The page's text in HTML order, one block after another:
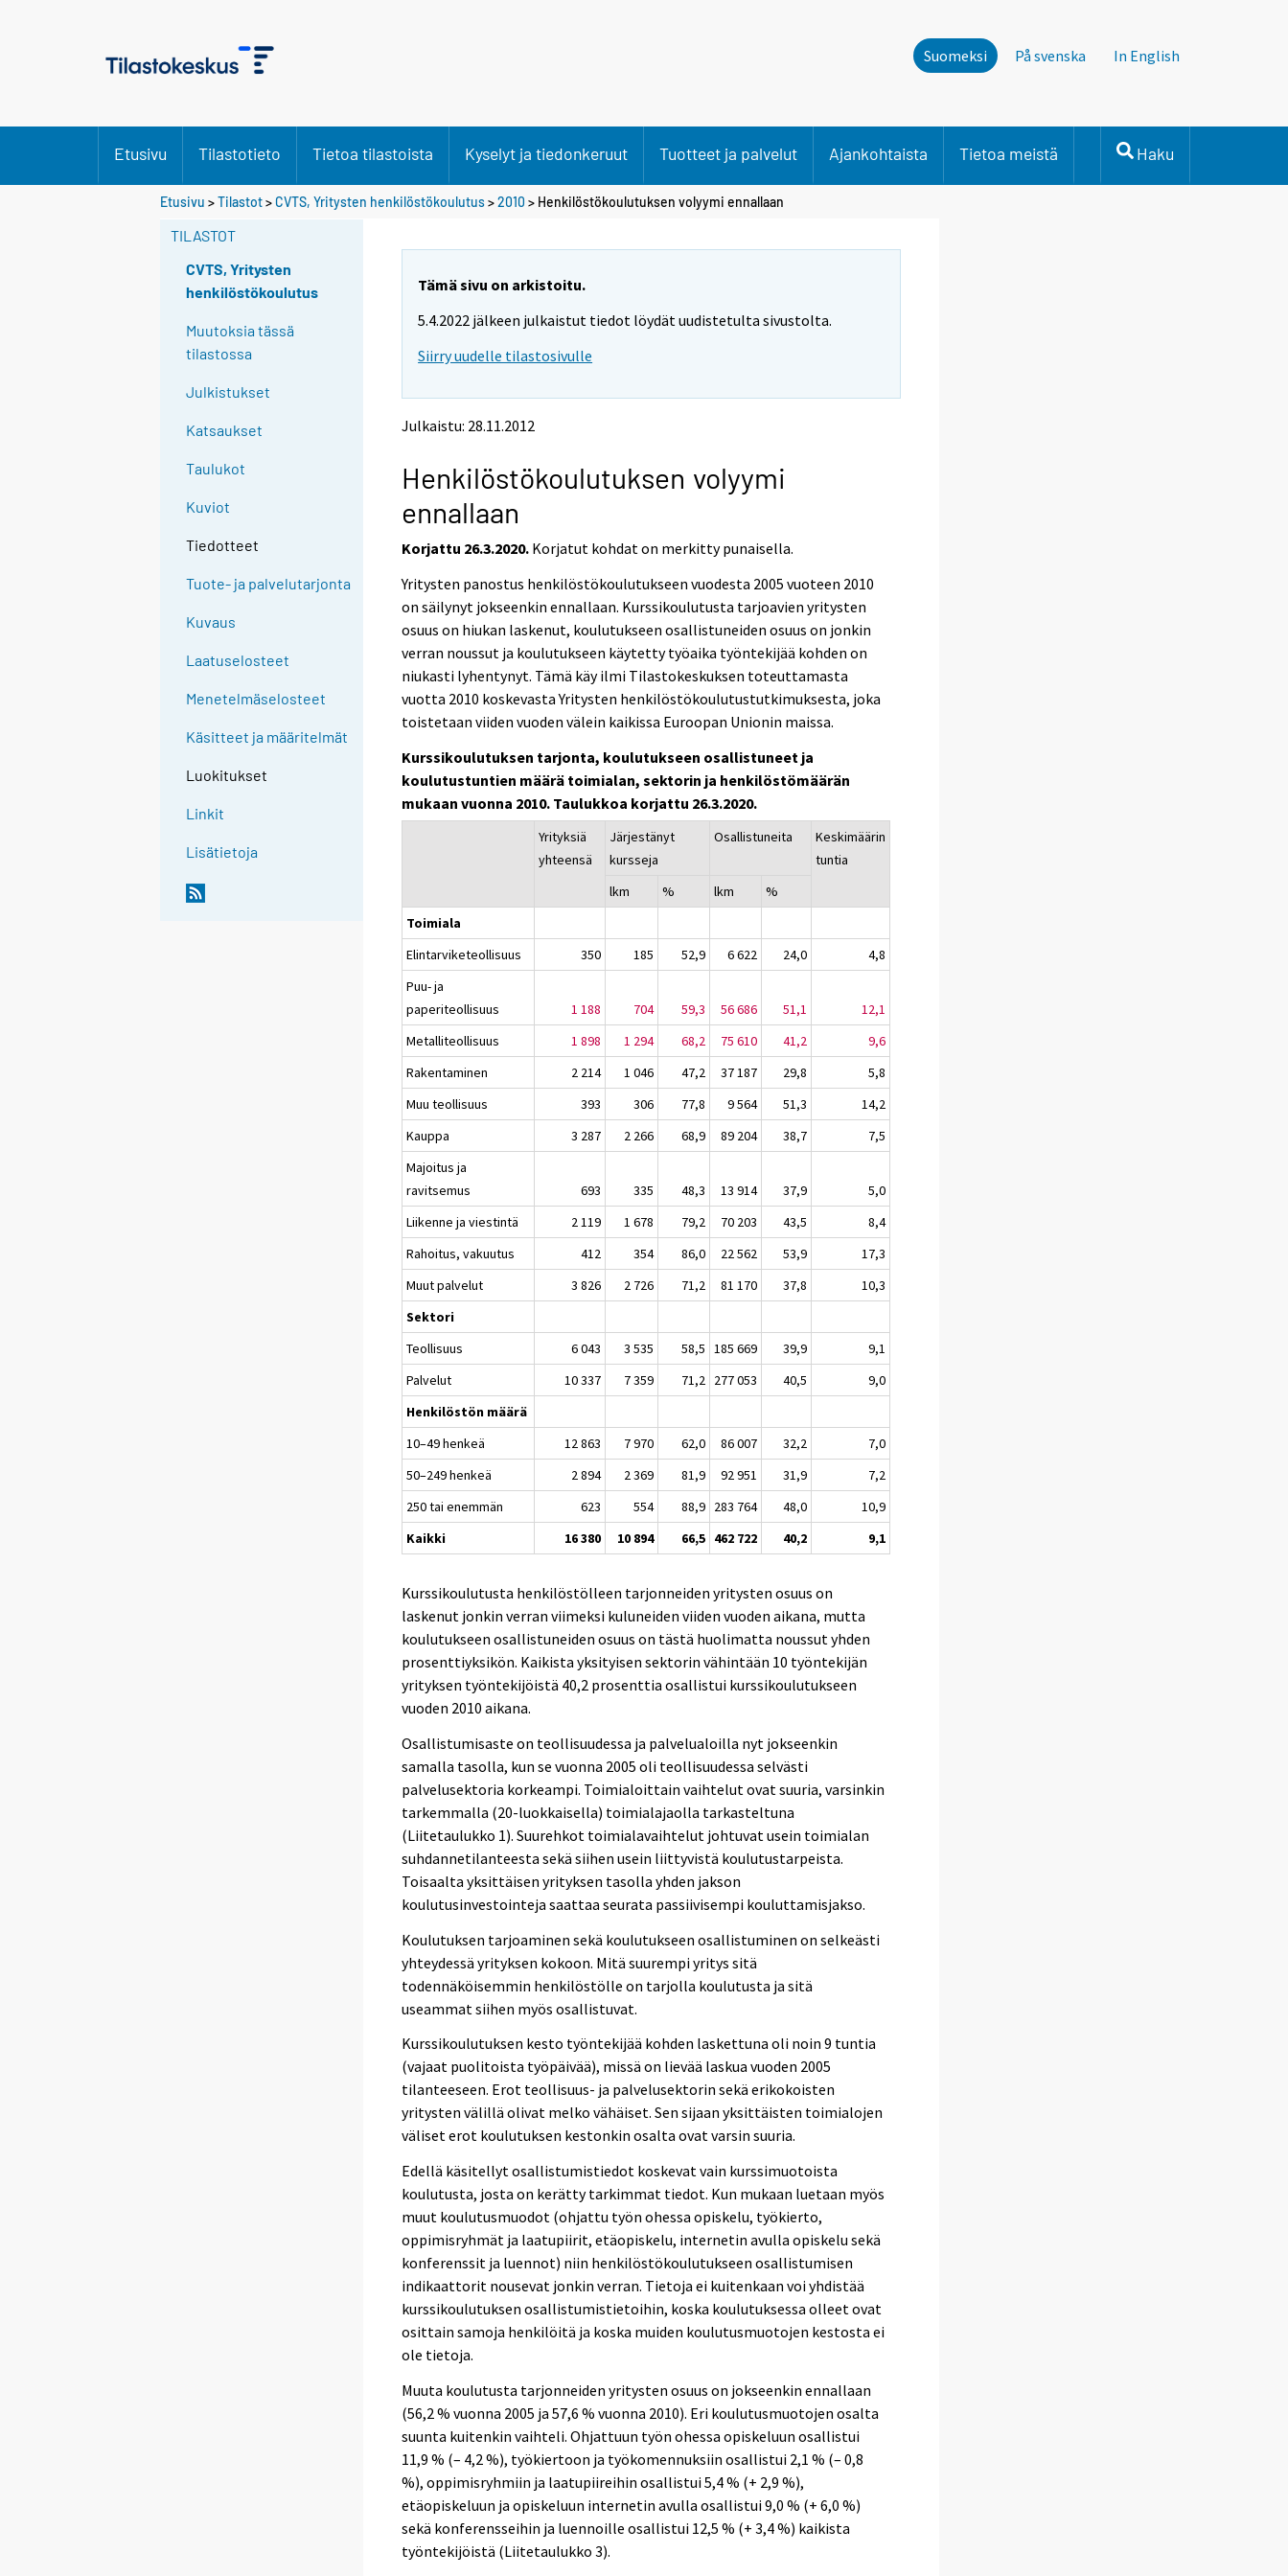
Suomeksi På svenska In English
Etusivu Tilastotieto Tietoa tilastoista Kyselyt ja tiedonkeruut Tuotteet ja palvelut Ajankohtaista Tietoa meistä Haku
Etusivu >Tilastot>CVTS, Yritysten henkilöstökoulutus>2010 > Henkilöstökoulutuksen volyymi ennallaan
TILASTOT
CVTS, Yritysten
henkilöstökoulutus
Muutoksia tässä
tilastossa
Julkistukset
Katsaukset
Taulukot
Kuviot
Tiedotteet
Tuote- ja palvelutarjonta
Kuvaus
Laatuselosteet
Menetelmäselosteet
Käsitteet ja määritelmät
Luokitukset
Linkit
Lisätietoja
Tämä sivu on arkistoitu.
5.4.2022 jälkeen julkaistut tiedot löydät uudistetulta sivustolta.
Siirry uudelle tilastosivulle
Julkaistu: 28.11.2012
Henkilöstökoulutuksen volyymi
ennallaan
Korjattu 26.3.2020. Korjatut kohdat on merkitty punaisella.
Yritysten panostus henkilöstökoulutukseen vuodesta 2005 vuoteen 2010
on säilynyt jokseenkin ennallaan. Kurssikoulutusta tarjoavien yritysten
osuus on hiukan laskenut, koulutukseen osallistuneiden osuus on jonkin
verran noussut ja koulutukseen käytetty työaika työntekijää kohden on
niukasti lyhentynyt. Tämä käy ilmi Tilastokeskuksen toteuttamasta
vuotta 2010 koskevasta Yritysten henkilöstökoulutustutkimuksesta, joka
toistetaan viiden vuoden välein kaikissa Euroopan Unionin maissa.
Kurssikoulutuksen tarjonta, koulutukseen osallistuneet ja
koulutustuntien määrä toimialan, sektorin ja henkilöstömäärän
mukaan vuonna 2010. Taulukkoa korjattu 26.3.2020.
Yrityksiä
yhteensä
Järjestänyt
kursseja
Osallistuneita
Keskimäärin
tuntia
lkm
% lkm
%
Toimiala
Elintarviketeollisuus
350 185 52,9 6 622 24,0
4,8
Puu- ja
paperiteollisuus
1 188 704 59,3 56 686 51,1
12,1
Metalliteollisuus
1 898 1 294 68,2 75 610 41,2
9,6
Rakentaminen
2 214 1 046 47,2 37 187 29,8
5,8
Muu teollisuus
393 306 77,8 9 564 51,3
14,2
Kauppa
3 287 2 266 68,9 89 204 38,7
7,5
Majoitus ja
ravitsemus
693 335 48,3 13 914 37,9
5,0
Liikenne ja viestintä
2 119 1 678 79,2 70 203 43,5
8,4
Rahoitus, vakuutus
412 354 86,0 22 562 53,9
17,3
Muut palvelut
3 826 2 726 71,2 81 170 37,8
10,3
Sektori
Teollisuus
6 043 3 535 58,5 185 669 39,9
9,1
Palvelut
10 337 7 359 71,2 277 053 40,5
9,0
Henkilöstön määrä
10–49 henkeä
12 863 7 970 62,0 86 007 32,2
7,0
50–249 henkeä
2 894 2 369 81,9 92 951 31,9
7,2
250 tai enemmän
623 554 88,9 283 764 48,0
10,9
Kaikki
16 380 10 894 66,5 462 722 40,2 9,1
Kurssikoulutusta henkilöstölleen tarjonneiden yritysten osuus on
laskenut jonkin verran viimeksi kuluneiden viiden vuoden aikana, mutta
koulutukseen osallistuneiden osuus on tästä huolimatta noussut yhden
prosenttiyksikön. Kaikista yksityisen sektorin vähintään 10 työntekijän
yrityksen työntekijöistä 40,2 prosenttia osallistui kurssikoulutukseen
vuoden 2010 aikana.
Osallistumisaste on teollisuudessa ja palvelualoilla nyt jokseenkin
samalla tasolla, kun se vuonna 2005 oli teollisuudessa selvästi
palvelusektoria korkeampi. Toimialoittain vaihtelut ovat suuria, varsinkin
tarkemmalla (20-luokkaisella) toimialajaolla tarkasteltuna
(Liitetaulukko 1). Suurehkot toimialavaihtelut johtuvat usein toimialan
suhdannetilanteesta sekä siihen usein liittyvistä koulutustarpeista.
Toisaalta yksittäisen yrityksen tasolla yhden jakson
koulutusinvestointeja saattaa seurata passiivisempi kouluttamisjakso.
Koulutuksen tarjoaminen sekä koulutukseen osallistuminen on selkeästi
yhteydessä yrityksen kokoon. Mitä suurempi yritys sitä
todennäköisemmin henkilöstölle on tarjolla koulutusta ja sitä
useammat siihen myös osallistuvat.
Kurssikoulutuksen kesto työntekijää kohden laskettuna oli noin 9 tuntia
(vajaat puolitoista työpäivää), missä on lievää laskua vuoden 2005
tilanteeseen. Erot teollisuus- ja palvelusektorin sekä erikokoisten
yritysten välillä olivat melko vähäiset. Sen sijaan yksittäisten toimialojen
väliset erot koulutuksen kestonkin osalta ovat varsin suuria.
Edellä käsitellyt osallistumistiedot koskevat vain kurssimuotoista
koulutusta, josta on kerätty tarkimmat tiedot. Kun mukaan luetaan myös
muut koulutusmuodot (ohjattu työn ohessa opiskelu, työkierto,
oppimisryhmät ja laatupiirit, etäopiskelu, internetin avulla opiskelu sekä
konferenssit ja luennot) niin henkilöstökoulutukseen osallistumisen
indikaattorit nousevat jonkin verran. Tietoja ei kuitenkaan voi yhdistää
kurssikoulutuksen osallistumistietoihin, koska koulutuksessa olleet ovat
osittain samoja henkilöitä ja koska muiden koulutusmuotojen kestosta ei
ole tietoja.
Muuta koulutusta tarjonneiden yritysten osuus on jokseenkin ennallaan
(56,2 % vuonna 2005 ja 57,6 % vuonna 2010). Eri koulutusmuotojen osalta
suunta kuitenkin vaihteli. Ohjattuun työn ohessa opiskeluun osallistui
11,9 % (– 4,2 %), työkiertoon ja työkomennuksiin osallistui 2,1 % (– 0,8
%), oppimisryhmiin ja laatupiireihin osallistui 5,4 % (+ 2,9 %),
etäopiskeluun ja opiskeluun internetin avulla osallistui 9,0 % (+ 6,0 %)
sekä konferensseihin ja luennoille osallistui 12,5 % (+ 3,4 %) kaikista
työntekijöistä (Liitetaulukko 3).